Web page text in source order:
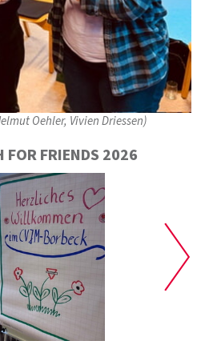
Oehler, Vivien Driessen)
FOR FRIENDS 2026